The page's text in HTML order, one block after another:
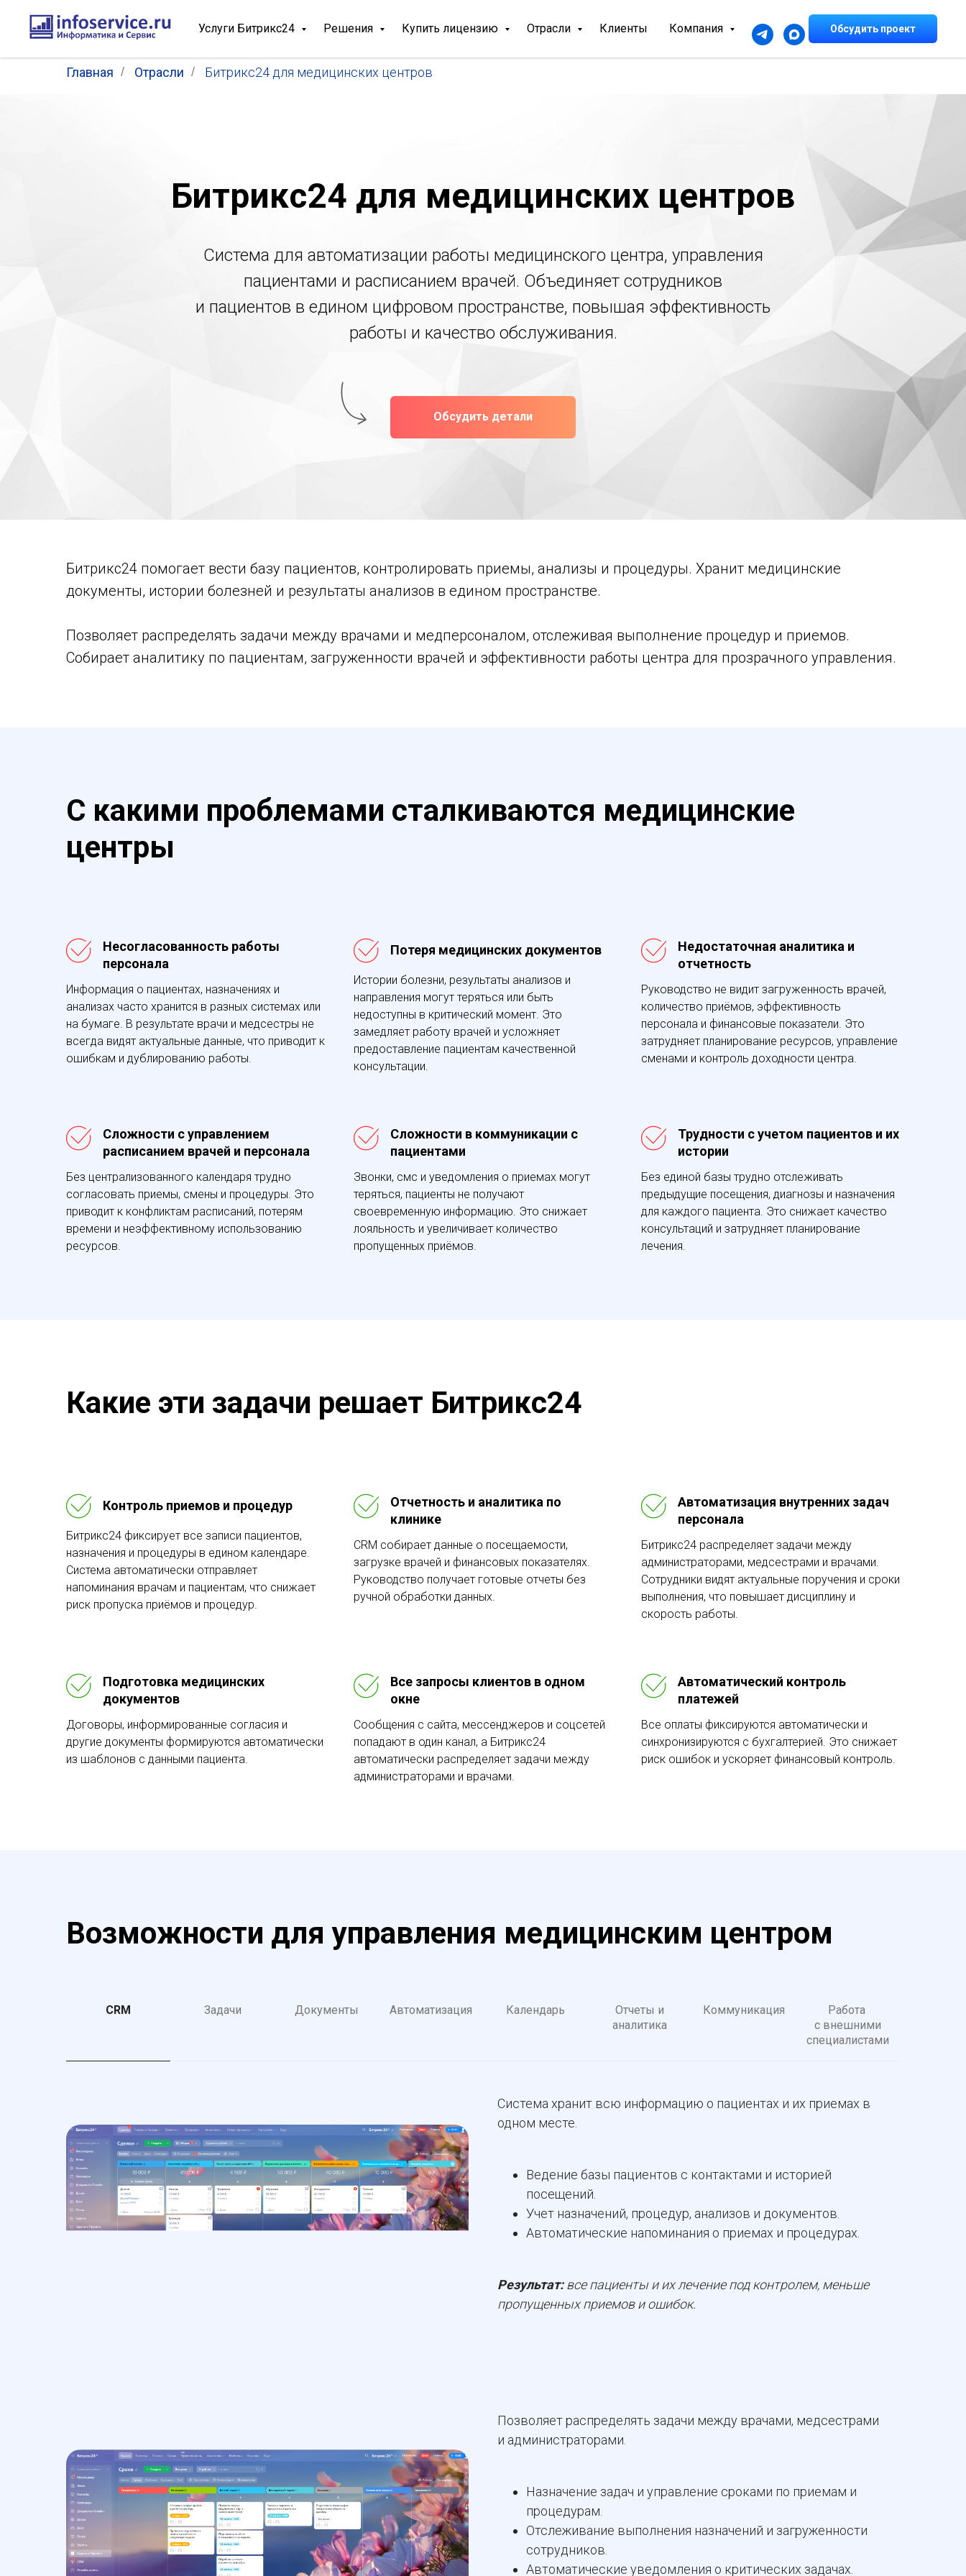
Услуги Битрикс24 Решения Купить лицензию Отрасли Клиенты Компания Обсудить проект
Главная / Отрасли / Битрикс24 для медицинских центров
Битрикс24 для медицинских центров
Система для автоматизации работы медицинского центра, управления
пациентами и расписанием врачей. Объединяет сотрудников
и пациентов в едином цифровом пространстве, повышая эффективность
работы и качество обслуживания.
Обсудить детали
Битрикс24 помогает вести базу пациентов, контролировать приемы, анализы и процедуры. Хранит медицинские
документы, истории болезней и результаты анализов в едином пространстве.
Позволяет распределять задачи между врачами и медперсоналом, отслеживая выполнение процедур и приемов.
Собирает аналитику по пациентам, загруженности врачей и эффективности работы центра для прозрачного управления.
С какими проблемами сталкиваются медицинские
центры
Несогласованность работы
персонала
Информация о пациентах, назначениях и
анализах часто хранится в разных системах или
на бумаге. В результате врачи и медсестры не
всегда видят актуальные данные, что приводит к
ошибкам и дублированию работы.
Потеря медицинских документов
Истории болезни, результаты анализов и
направления могут теряться или быть
недоступны в критический момент. Это
замедляет работу врачей и усложняет
предоставление пациентам качественной
консультации.
Недостаточная аналитика и
отчетность
Руководство не видит загруженность врачей,
количество приёмов, эффективность
персонала и финансовые показатели. Это
затрудняет планирование ресурсов, управление
сменами и контроль доходности центра.
Сложности с управлением
расписанием врачей и персонала
Без централизованного календаря трудно
согласовать приемы, смены и процедуры. Это
приводит к конфликтам расписаний, потерям
времени и неэффективному использованию
ресурсов.
Сложности в коммуникации с
пациентами
Звонки, смс и уведомления о приемах могут
теряться, пациенты не получают
своевременную информацию. Это снижает
лояльность и увеличивает количество
пропущенных приёмов.
Трудности с учетом пациентов и их
истории
Без единой базы трудно отслеживать
предыдущие посещения, диагнозы и назначения
для каждого пациента. Это снижает качество
консультаций и затрудняет планирование
лечения.
Какие эти задачи решает Битрикс24
Контроль приемов и процедур
Битрикс24 фиксирует все записи пациентов,
назначения и процедуры в едином календаре.
Система автоматически отправляет
напоминания врачам и пациентам, что снижает
риск пропуска приёмов и процедур.
Отчетность и аналитика по
клинике
CRM собирает данные о посещаемости,
загрузке врачей и финансовых показателях.
Руководство получает готовые отчеты без
ручной обработки данных.
Автоматизация внутренних задач
персонала
Битрикс24 распределяет задачи между
администраторами, медсестрами и врачами.
Сотрудники видят актуальные поручения и сроки
выполнения, что повышает дисциплину и
скорость работы.
Подготовка медицинских
документов
Договоры, информированные согласия и
другие документы формируются автоматически
из шаблонов с данными пациента.
Все запросы клиентов в одном
окне
Сообщения с сайта, мессенджеров и соцсетей
попадают в один канал, а Битрикс24
автоматически распределяет задачи между
администраторами и врачами.
Автоматический контроль
платежей
Все оплаты фиксируются автоматически и
синхронизируются с бухгалтерией. Это снижает
риск ошибок и ускоряет финансовый контроль.
Возможности для управления медицинским центром
CRM Задачи Документы Автоматизация Календарь
Отчеты и
аналитика
Коммуникация
Работа
с внешними
специалистами
Система хранит всю информацию о пациентах и их приемах в
одном месте.
Ведение базы пациентов с контактами и историей
посещений.
Учет назначений, процедур, анализов и документов.
Автоматические напоминания о приемах и процедурах.
Результат:все пациенты и их лечение под контролем, меньше
пропущенных приемов и ошибок.
Позволяет распределять задачи между врачами, медсестрами
и администраторами.
Назначение задач и управление сроками по приемам и
процедурам.
Отслеживание выполнения назначений и загруженности
сотрудников.
Автоматические уведомления о критических задачах.